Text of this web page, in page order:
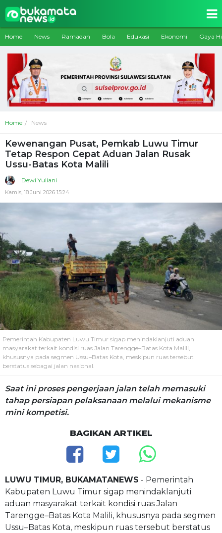
Home News Ramadan Bola Edukasi Ekonomi Gaya
Home News
Kewenangan Pusat, Pemkab Luwu Timur
Tetap Respon Cepat Aduan Jalan Rusak
Ussu-Batas Kota Malili
Dewi Yuliani
Kamis, 18 Juni 2026 15:24
Pemerintah Kabupaten Luwu Timur sigap menindaklanjuti aduan
masyarakat terkait kondisi ruas Jalan Tarengge–Batas Kota Malili,
khususnya pada segmen Ussu–Batas Kota, meskipun ruas tersebut
berstatus sebagai jalan nasional.
Saat ini proses pengerjaan jalan telah memasuki
tahap persiapan pelaksanaan melalui mekanisme
mini kompetisi.
BAGIKAN ARTIKEL
LUWU TIMUR, BUKAMATANEWS - Pemerintah
Kabupaten Luwu Timur sigap menindaklanjuti
aduan masyarakat terkait kondisi ruas Jalan
Tarengge–Batas Kota Malili, khususnya pada segmen
Ussu–Batas Kota, meskipun ruas tersebut berstatus